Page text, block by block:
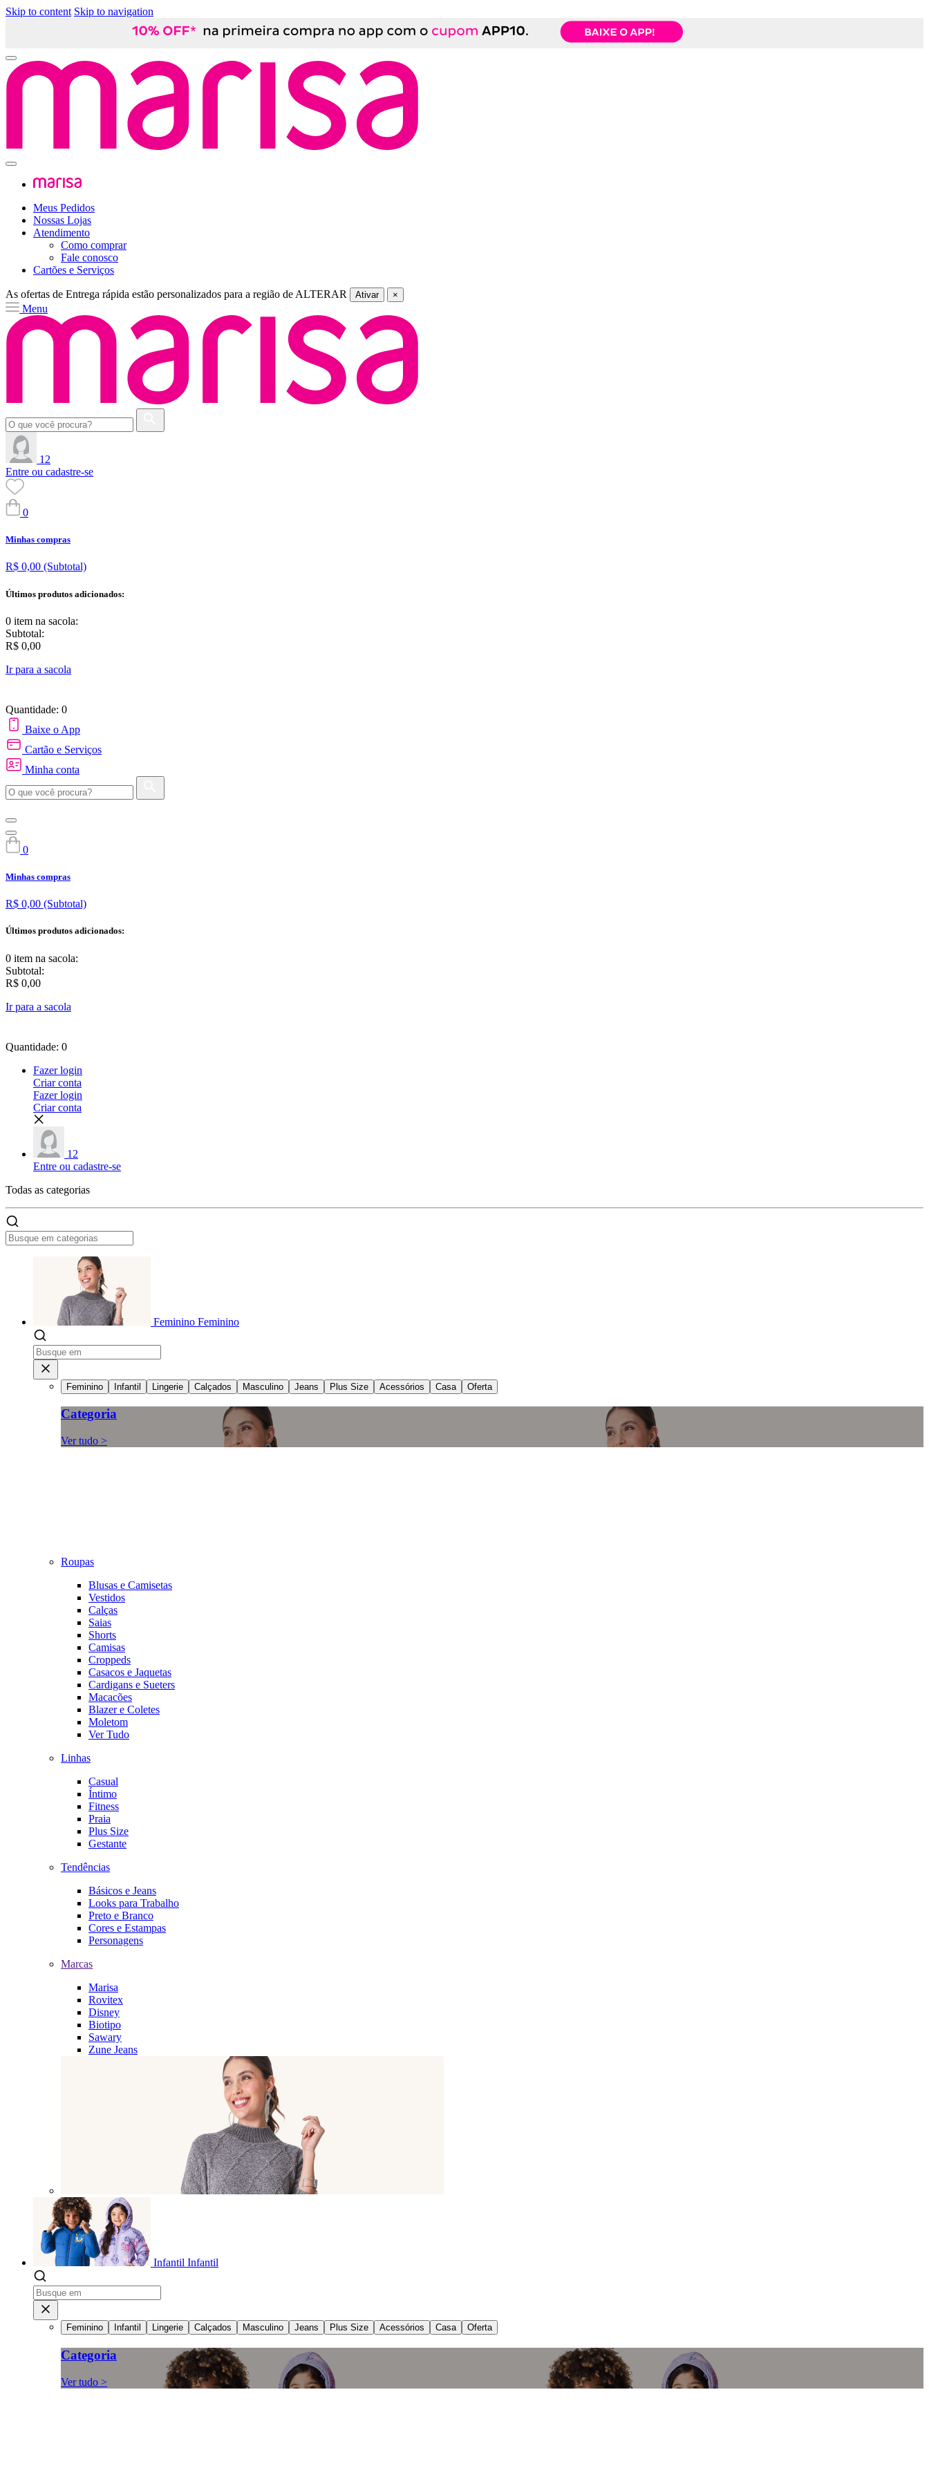
Skip to content Skip to navigation
Meus Pedidos
Nossas Lojas
Atendimento
Como comprar
Fale conosco
Cartões e Serviços
As ofertas de Entrega rápida estão personalizados para a região de ALTERAR Ativar ×
Menu
12
Entre ou cadastre-se
0
Minhas compras
R$ 0,00 (Subtotal)
Últimos produtos adicionados:
0 item na sacola:
Subtotal:
R$ 0,00
Ir para a sacola
Quantidade: 0
Baixe o App
Cartão e Serviços
Minha conta
0
Minhas compras
R$ 0,00 (Subtotal)
Últimos produtos adicionados:
0 item na sacola:
Subtotal:
R$ 0,00
Ir para a sacola
Quantidade: 0
Fazer login
Criar conta
Fazer login
Criar conta
12
Entre ou cadastre-se
Todas as categorias
Feminino Feminino
Feminino Infantil Lingerie Calçados Masculino Jeans Plus Size Acessórios Casa Oferta
Categoria
Ver tudo >
Roupas
Blusas e Camisetas
Vestidos
Calças
Saias
Shorts
Camisas
Croppeds
Casacos e Jaquetas
Cardigans e Sueters
Macacões
Blazer e Coletes
Moletom
Ver Tudo
Linhas
Casual
Íntimo
Fitness
Praia
Plus Size
Gestante
Tendências
Básicos e Jeans
Looks para Trabalho
Preto e Branco
Cores e Estampas
Personagens
Marcas
Marisa
Rovitex
Disney
Biotipo
Sawary
Zune Jeans
Infantil Infantil
Feminino Infantil Lingerie Calçados Masculino Jeans Plus Size Acessórios Casa Oferta
Categoria
Ver tudo >